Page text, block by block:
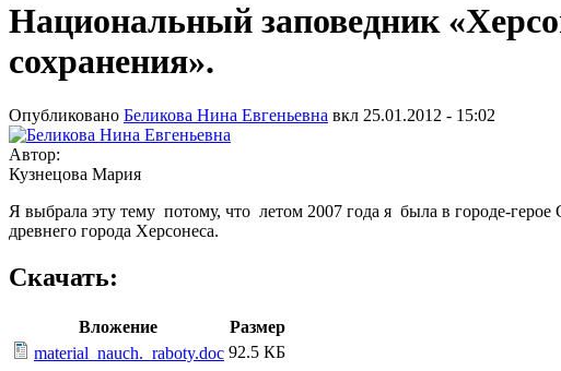
Национальный заповедник
сохранения».
Опубликовано Беликова Нина Евгеньевна вкл 25.01.2012 - 15:02
Автор:
Кузнецова Мария
Я выбрала эту тему потому, что летом 2007 года я была в городе-герое
древнего города Херсонеса.
Скачать:
Вложение
Размер
material_nauch._raboty.doc 92.5 КБ